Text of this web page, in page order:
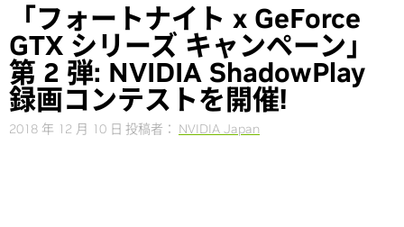
「フォートナイト x GeForce
GTX シリーズ キャンペーン」
第 2 弾: NVIDIA ShadowPlay
録画コンテストを開催!
2018 年 12 月 10 日 投稿者： NVIDIA Japan